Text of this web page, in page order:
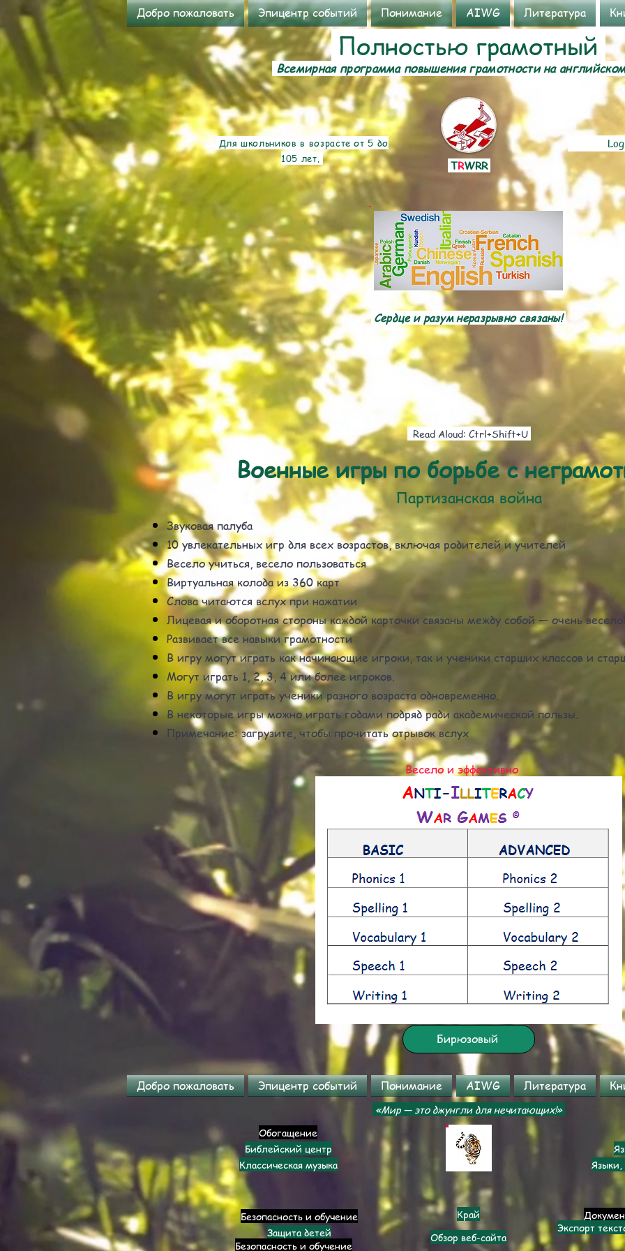
Добро пожаловать Эпицентр событий Понимание AIWG Литература
Всемирная программа повышения грамотности на
Полностью грамотный
Для школьников в возрасте от 5 до
105 лет.
TRWRR
Сердце и разум неразрывно связаны!
Read Aloud: Ctrl+Shift+U
Военные игры по борьбе с
Партизанская война
Звуковая палуба
10 увлекательных игр для всех возрастов, включая родителей и учителей
Весело учиться, весело пользоваться
Виртуальная колода из 360 карт
Слова читаются вслух при нажатии
Лицевая и оборотная стороны каждой карточки связаны между собой — очень весело!
Развивает все навыки грамотности
В игру могут играть как начинающие игроки, так и ученики старших классов и
Могут играть 1, 2, 3, 4 или более игроков.
В игру могут играть ученики разного возраста одновременно.
В некоторые игры можно играть годами подряд ради академической пользы.
Примечание: загрузите, чтобы прочитать отрывок вслух
Весело и эффективно
AIWG on Smartphones page
Бирюзовый
Добро пожаловать Эпицентр событий Понимание AIWG Литература
«Мир — это джунгли для нечитающих!»
Обогащение
Библейский центр
Классическая музыка
Безопасность и обучение
Защита детей
Безопасность и обучение
Край
Обзор веб-сайта
Экспорт